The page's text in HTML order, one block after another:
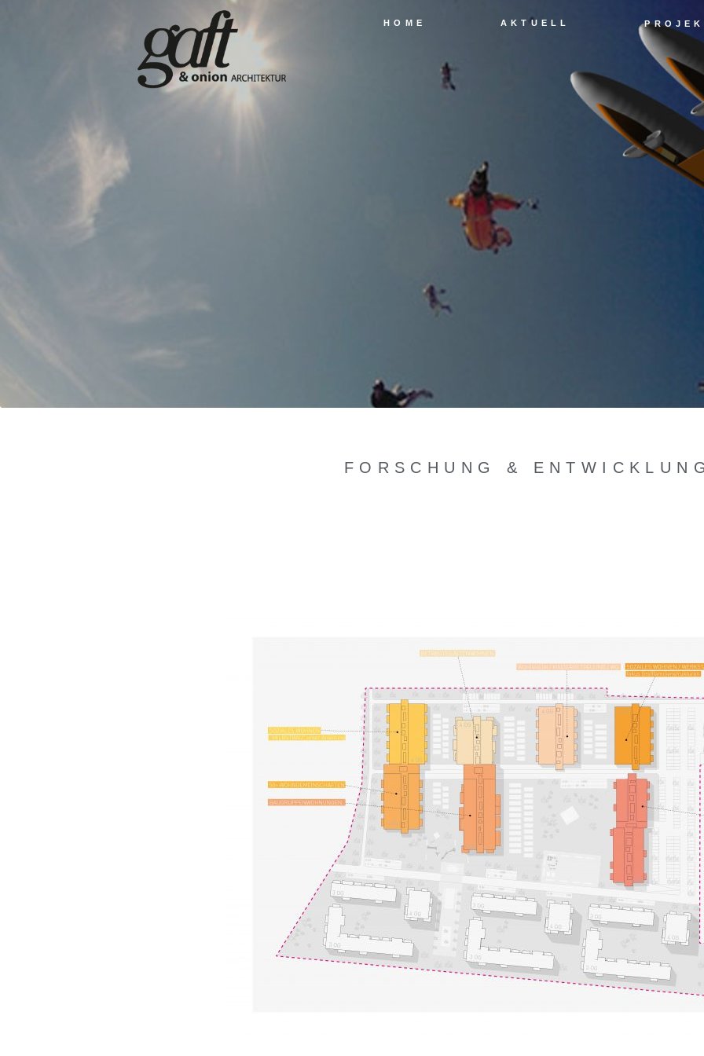
HOME AKTUELL
FORSCHUNG &